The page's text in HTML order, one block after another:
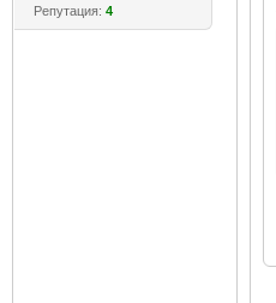
Репутация: 4